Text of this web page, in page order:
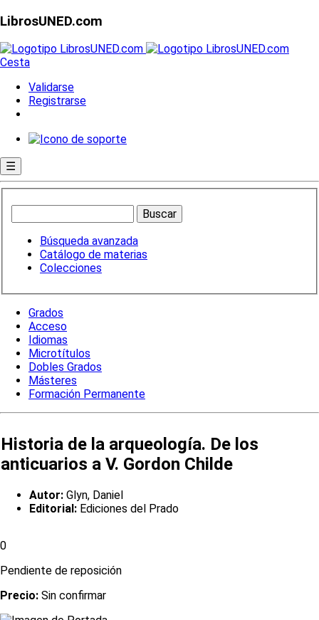
LibrosUNED.com
Cesta
Validarse
Registrarse
☰
Búsqueda avanzada
Catálogo de materias
Colecciones
Grados
Acceso
Idiomas
Microtítulos
Dobles Grados
Másteres
Formación Permanente
Historia de la arqueología. De los
anticuarios a V. Gordon Childe
Autor: Glyn, Daniel
Editorial: Ediciones del Prado
0
Pendiente de reposición
Precio: Sin confirmar